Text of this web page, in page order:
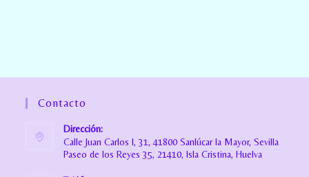
Contacto
Dirección:
Calle Juan Carlos I, 31, 41800 Sanlúcar la Mayor, Sevilla
Paseo de los Reyes 35, 21410, Isla Cristina, Huelva